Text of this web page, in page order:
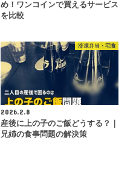
め！ワンコインで買えるサービス
を比較
冷凍弁当・宅食
2026.2.8
産後に上の子のご飯どうする？｜
兄姉の食事問題の解決策